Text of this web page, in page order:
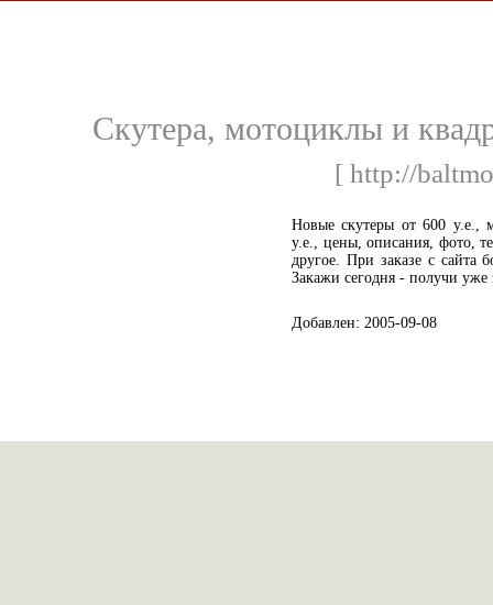
Скутера, мотоциклы и
[ http://
Новые скутеры от 600 у.е.,
у.е., цены, описания, фото,
другое. При заказе с сайта
Закажи сегодня - получи уже
Добавлен: 2005-09-08